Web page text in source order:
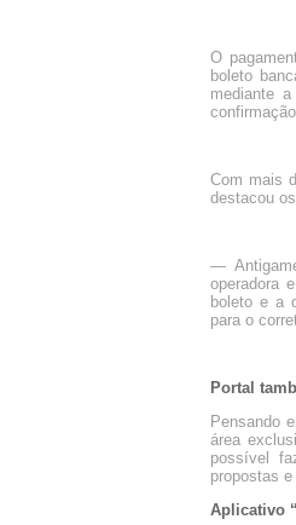
O
boleto
mediante
Com mais
destacou
—
operadora
boleto e a
para o
Portal
Pensando
área
possível
propostas
Aplicativo